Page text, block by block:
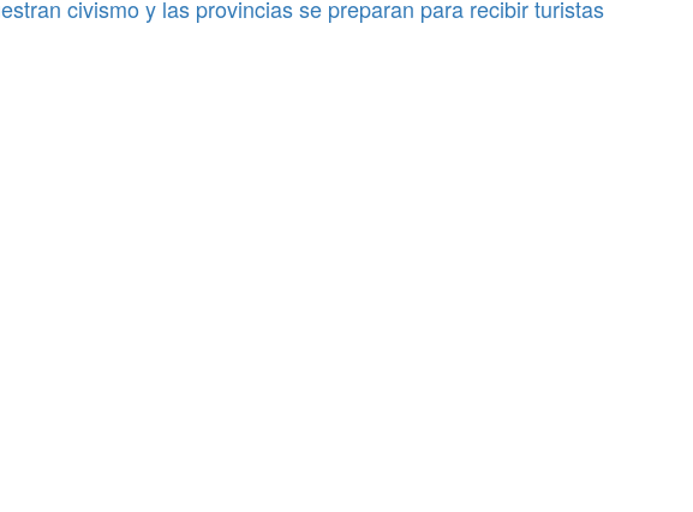
civismo y las provincias se preparan para recibir turistas